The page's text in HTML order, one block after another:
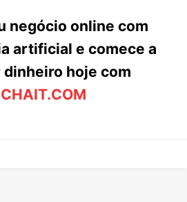
negócio online com
artificial e comece a
dinheiro hoje com